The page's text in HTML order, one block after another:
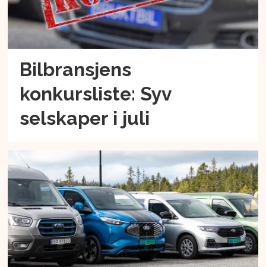
Bilbransjens
konkursliste: Syv
selskaper i juli